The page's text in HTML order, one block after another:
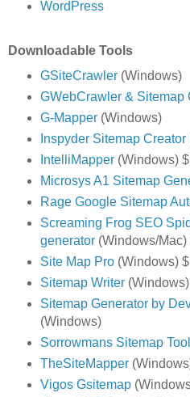
WordPress
Downloadable Tools
GSiteCrawler(Windows)
GWebCrawler & Sitemap
G-Mapper(Windows)
Inspyder Sitemap Creator
IntelliMapper(Windows) $
Microsys A1 Sitemap
Rage Google Sitemap
Screaming Frog SEO
generator(Windows/Mac)
Site Map Pro(Windows) $
Sitemap Writer
Sitemap Generator by
(Windows)
Sorrowmans Sitemap
TheSiteMapper
Vigos Gsitemap